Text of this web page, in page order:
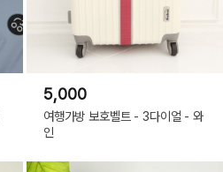
5,000
여행가방 보호벨트 - 3다이얼 - 와
인